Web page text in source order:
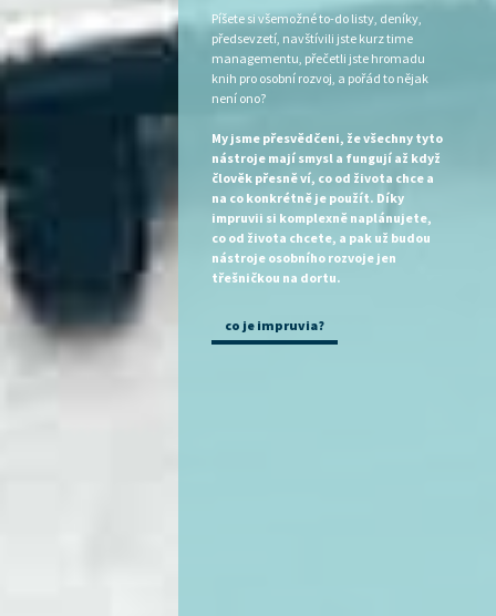
Píšete si všemožné to-do listy, deníky,
předsevzetí, navštívili jste kurz time
managementu, přečetli jste hromadu
knih pro osobní rozvoj, a pořád to nějak
není ono?
My jsme přesvědčeni, že všechny tyto
nástroje mají smysl a fungují až když
člověk přesně ví, co od života chce a
na co konkrétně je použít. Díky
impruvii si komplexně naplánujete,
co od života chcete, a pak už budou
nástroje osobního rozvoje jen
třešničkou na dortu.
co je impruvia?